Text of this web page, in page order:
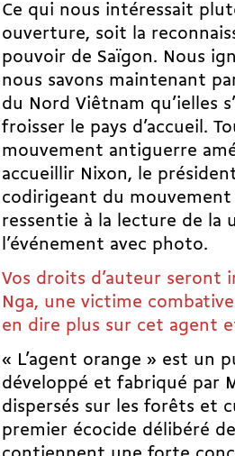
Ce qui nous intéressait
ouverture, soit la
pouvoir de Saïgon. Nous
nous savons maintenant
du Nord Viêtnam qu’ielles
froisser le pays d’accueil.
mouvement antiguerre
accueillir Nixon, le
codirigeant du mouvement
ressentie à la lecture de la
l’événement avec photo.
Vos droits d’auteur seront
Nga, une victime
en dire plus sur cet agent
« L’agent orange » est un
développé et fabriqué par
dispersés sur les forêts et
premier écocide délibéré